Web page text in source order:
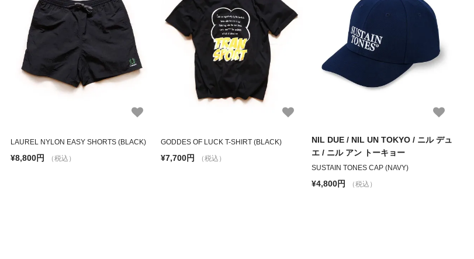
LAUREL NYLON EASY SHORTS (BLACK)
¥8,800円 （税込）
GODDES OF LUCK T-SHIRT (BLACK)
¥7,700円 （税込）
NIL DUE / NIL UN TOKYO / ニル デュ
エ / ニル アン トーキョー
SUSTAIN TONES CAP (NAVY)
¥4,800円 （税込）